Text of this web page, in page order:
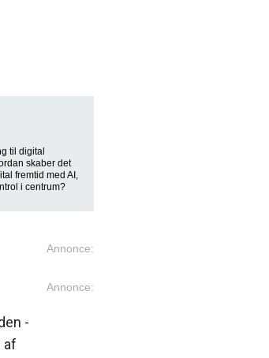
til digital
skaber det
fremtid med AI,
i centrum?
Annonce:
Annonce:
-
af